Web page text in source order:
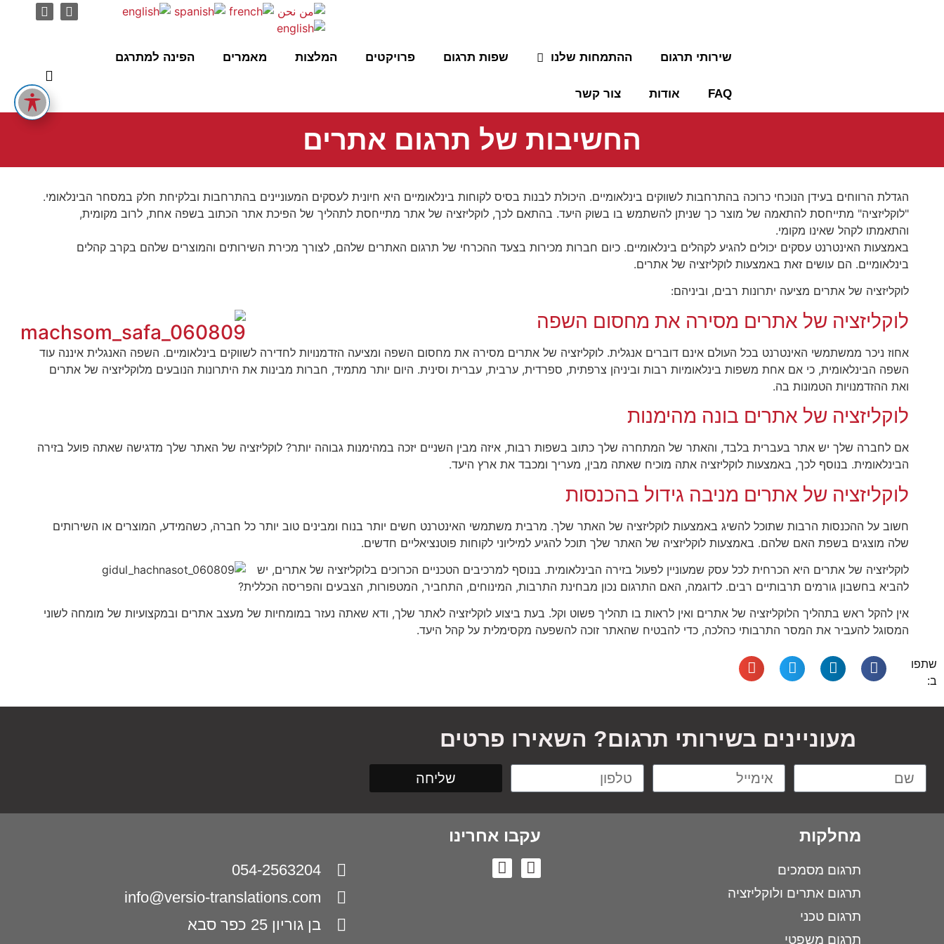
שירותי תרגום ההתמחות שלנו שפות תרגום פרויקטים המלצות מאמרים הפינה למתרגם
FAQ אודות צור קשר
החשיבות של תרגום אתרים
הגדלת הרווחים בעידן הנוכחי כרוכה בהתרחבות לשווקים בינלאומיים. היכולת לבנות בסיס לקוחות בינלאומיים היא חיונית לעסקים המעוניינים בהתרחבות ובלקיחת חלק במסחר הבינלאומי.
"לוקליזציה" מתייחסת להתאמה של מוצר כך שניתן להשתמש בו בשוק היעד. בהתאם לכך, לוקליזציה של אתר מתייחסת לתהליך של הפיכת אתר הכתוב בשפה אחת, לרוב מקומית,
והתאמתו לקהל שאינו מקומי.
באמצעות האינטרנט עסקים יכולים להגיע לקהלים בינלאומיים. כיום חברות מכירות בצעד ההכרחי של תרגום האתרים שלהם, לצורך מכירת השירותים והמוצרים שלהם בקרב קהלים
בינלאומיים. הם עושים זאת באמצעות לוקליזציה של אתרים.
לוקליזציה של אתרים מציעה יתרונות רבים, וביניהם:
לוקליזציה של אתרים מסירה את מחסום השפה
אחוז ניכר ממשתמשי האינטרנט בכל העולם אינם דוברים אנגלית. לוקליזציה של אתרים מסירה את מחסום השפה ומציעה הזדמנויות לחדירה לשווקים בינלאומיים. השפה האנגלית איננה עוד
השפה הבינלאומית, כי אם אחת משפות בינלאומיות רבות וביניהן צרפתית, ספרדית, ערבית, עברית וסינית. היום יותר מתמיד, חברות מבינות את היתרונות הנובעים מלוקליזציה של אתרים
ואת ההזדמנויות הטמונות בה.
לוקליזציה של אתרים בונה מהימנות
אם לחברה שלך יש אתר בעברית בלבד, והאתר של המתחרה שלך כתוב בשפות רבות, איזה מבין השניים יזכה במהימנות גבוהה יותר? לוקליזציה של האתר שלך מדגישה שאתה פועל בזירה
הבינלאומית. בנוסף לכך, באמצעות לוקליזציה אתה מוכיח שאתה מבין, מעריך ומכבד את ארץ היעד.
לוקליזציה של אתרים מניבה גידול בהכנסות
חשוב על ההכנסות הרבות שתוכל להשיג באמצעות לוקליזציה של האתר שלך. מרבית משתמשי האינטרנט חשים יותר בנוח ומבינים טוב יותר כל חברה, כשהמידע, המוצרים או השירותים
שלה מוצגים בשפת האם שלהם. באמצעות לוקליזציה של האתר שלך תוכל להגיע למיליוני לקוחות פוטנציאליים חדשים.
לוקליזציה של אתרים היא הכרחית לכל עסק שמעוניין לפעול בזירה הבינלאומית. בנוסף למרכיבים הטכניים הכרוכים בלוקליזציה של אתרים, יש
להביא בחשבון גורמים תרבותיים רבים. לדוגמה, האם התרגום נכון מבחינת התרבות, המינוחים, התחביר, המטפורות, הצבעים והפריסה הכללית?
אין להקל ראש בתהליך הלוקליזציה של אתרים ואין לראות בו תהליך פשוט וקל. בעת ביצוע לוקליזציה לאתר שלך, ודא שאתה נעזר במומחיות של מעצב אתרים ובמקצועיות של מומחה לשוני
המסוגל להעביר את המסר התרבותי כהלכה, כדי להבטיח שהאתר זוכה להשפעה מקסימלית על קהל היעד.
שתפו
ב:
מעוניינים בשירותי תרגום? השאירו פרטים
שליחה
מחלקות
תרגום מסמכים
תרגום אתרים ולוקליזציה
תרגום טכני
תרגום משפטי
עקבו אחרינו
054-2563204
info@versio-translations.com
בן גוריון 25 כפר סבא